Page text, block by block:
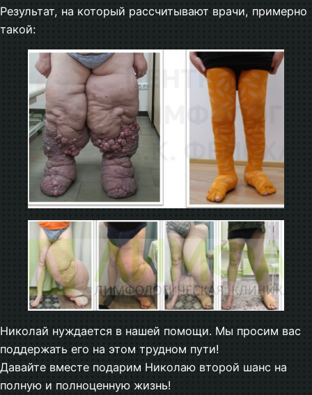
Результат, на который рассчитывают врачи, примерно
такой:
Николай нуждается в нашей помощи. Мы просим вас
поддержать его на этом трудном пути!
Давайте вместе подарим Николаю второй шанс на
полную и полноценную жизнь!